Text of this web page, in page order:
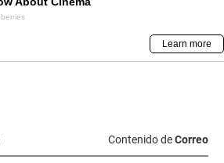
Contenido deCorreo